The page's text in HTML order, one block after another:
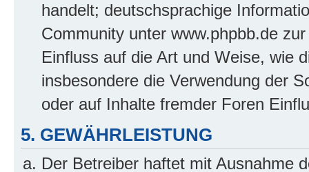
handelt; deutschsprachige
Community unter www.phpbb.de
Einfluss auf die Art und Weise, wie
insbesondere die Verwendung der
oder auf Inhalte fremder Foren
5. GEWÄHRLEISTUNG
Der Betreiber haftet mit Ausnahme